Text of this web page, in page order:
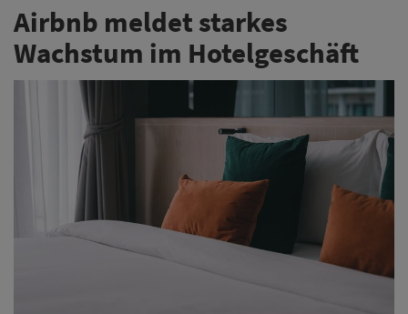
Airbnb meldet starkes Wachstum bei
Hotelübernachtungen und baut sein Angebot aus. Die
gebuchten Hotelübernachtungen seien rund dreimal
so schnell gewachsen wie das von Airbnb als „Homes
Business“ bezeichnete Geschäft. Hotels machen
bislang aber nur einen einstelligen prozentualen Anteil